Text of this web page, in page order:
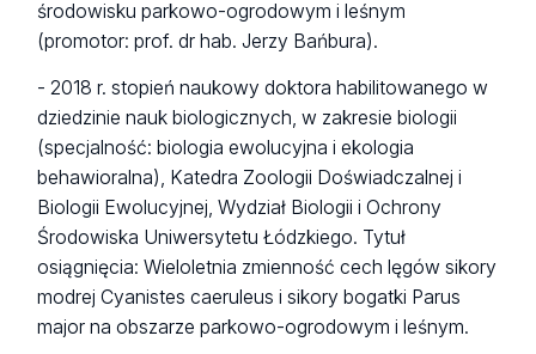
środowisku parkowo-ogrodowym i leśnym
(promotor: prof. dr hab. Jerzy Bańbura).
- 2018 r. stopień naukowy doktora habilitowanego w
dziedzinie nauk biologicznych, w zakresie biologii
(specjalność: biologia ewolucyjna i ekologia
behawioralna), Katedra Zoologii Doświadczalnej i
Biologii Ewolucyjnej, Wydział Biologii i Ochrony
Środowiska Uniwersytetu Łódzkiego. Tytuł
osiągnięcia:Wieloletnia zmienność cech lęgów sikory
modrej Cyanistes caeruleus i sikory bogatki Parus
major na obszarze parkowo-ogrodowym i leśnym.